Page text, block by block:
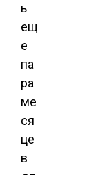
ь
ещ
е
па
ра
ме
ся
це
в